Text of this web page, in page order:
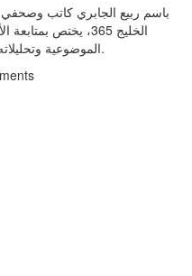
باسم ربيع الجابري كاتب
الخليج 365، يختص
الموضوعية وتحليلاته السريعة للأحداث الجارية في المنطقة.